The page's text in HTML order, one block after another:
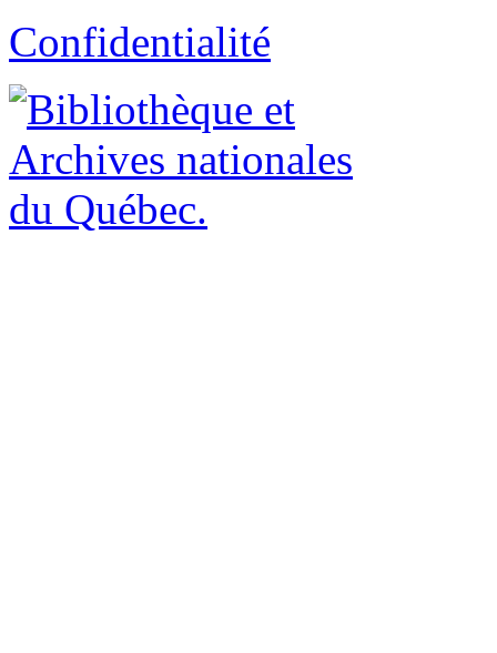
Confidentialité